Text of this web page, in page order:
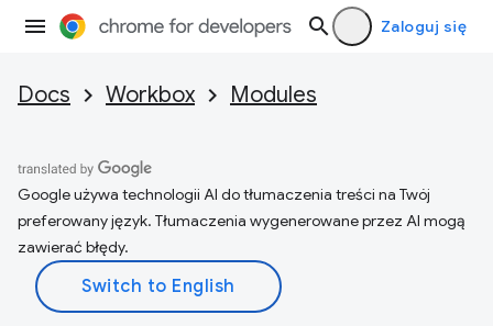
Zaloguj się
Docs Workbox Modules
Google używa technologii AI do tłumaczenia treści na Twój
preferowany język. Tłumaczenia wygenerowane przez AI mogą
zawierać błędy.